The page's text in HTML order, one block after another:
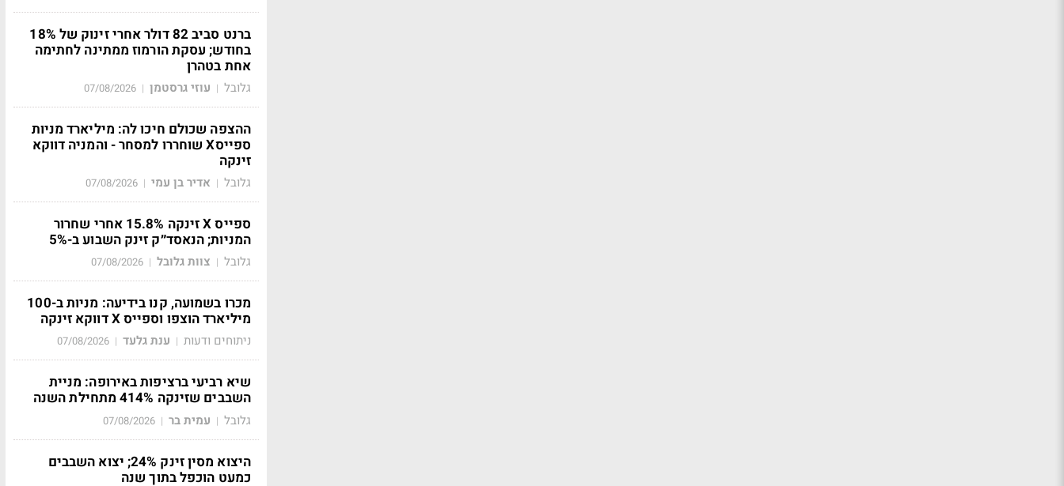
ברנט סביב 82 דולר אחרי זינוק של 18%
בחודש; עסקת הורמוז ממתינה לחתימה
אחת בטהרן
גלובל | עוזי גרסטמן |
07/08/2026
ההצפה שכולם חיכו לה: מיליארד מניות
ספייסX שוחררו למסחר - והמניה דווקא
זינקה
גלובל | אדיר בן עמי |
07/08/2026
ספייס X זינקה 15.8% אחרי שחרור
המניות; הנאסד״ק זינק השבוע ב-5%
גלובל | צוות גלובל |
07/08/2026
מכרו בשמועה, קנו בידיעה: מניות ב-100
מיליארד הוצפו וספייס X דווקא זינקה
ניתוחים ודעות | ענת גלעד |
07/08/2026
שיא רביעי ברציפות באירופה: מניית
השבבים שזינקה 414% מתחילת השנה
גלובל | עמית בר |
07/08/2026
היצוא מסין זינק 24%; יצוא השבבים
כמעט הוכפל בתוך שנה